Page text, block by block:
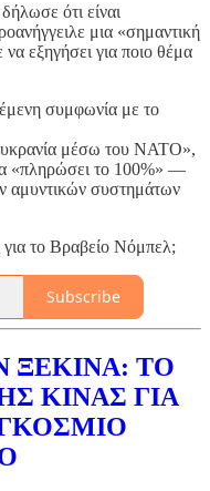
ότι είναι
μια «σημαντική
εξηγήσει για ποιο θέμα
συμφωνία με το
μέσω του ΝΑΤΟ»,
«πληρώσει το 100%» —
αμυντικών συστημάτων
το Βραβείο Νόμπελ;
Subscribe
ΞΕΚΙΝΑ: ΤΟ
ΚΙΝΑΣ ΓΙΑ